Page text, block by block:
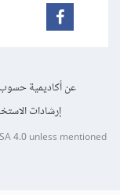
عن أكاديمية حسوب
إرشادات
4.0unless mentioned